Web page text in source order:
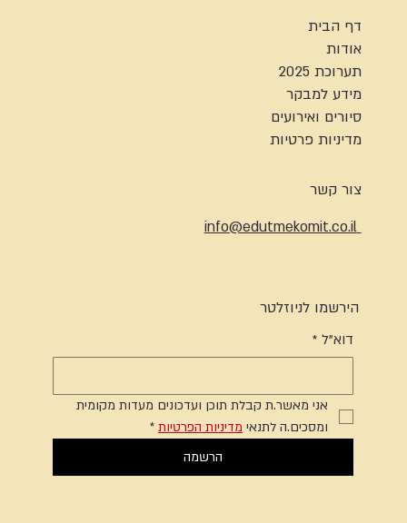
דף הבית
אודות
תערוכת 2025
מידע למבקר
סיורים ואירועים
מדיניות פרטיות
צור קשר
info@edutmekomit.co.il
הירשמו לניוזלטר
דוא"ל *
אני מאשר.ת קבלת תוכן ועדכונים מעדות מקומית
ומסכים.ה לתנאי מדיניות הפרטיות *
הרשמה